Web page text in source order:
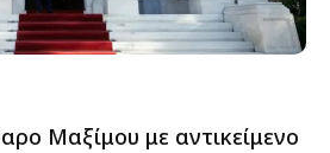
Μαξίμου με αντικείμενο